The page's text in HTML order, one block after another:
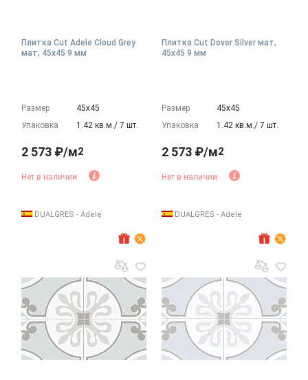
Плитка Cut Adele Cloud Grey
мат, 45x45 9 мм
Размер
45х45
Упаковка
1.42 кв.м./ 7 шт.
2 573 ₽/м2
Нет в наличии
DUALGRES - Adele
Плитка Cut Dover Silver мат,
45x45 9 мм
Размер
45х45
Упаковка
1.42 кв.м./ 7 шт.
2 573 ₽/м2
Нет в наличии
DUALGRES - Adele